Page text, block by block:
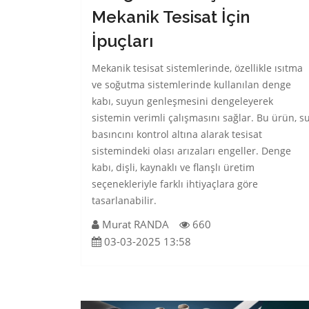
Mekanik Tesisat İçin
İpuçları
Mekanik tesisat sistemlerinde, özellikle ısıtma
ve soğutma sistemlerinde kullanılan denge
kabı, suyun genleşmesini dengeleyerek
sistemin verimli çalışmasını sağlar. Bu ürün,
basıncını kontrol altına alarak tesisat
sistemindeki olası arızaları engeller. Denge
kabı, dişli, kaynaklı ve flanşlı üretim
seçenekleriyle farklı ihtiyaçlara göre
tasarlanabilir.
Murat RANDA
660
03-03-2025 13:58